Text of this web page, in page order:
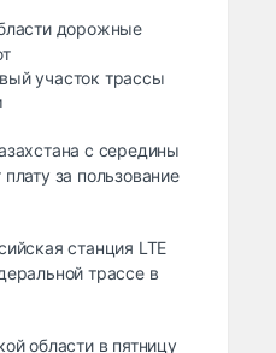
дорожные
участок трассы
с середины
за пользование
станция LTE
трассе в
области в пятницу